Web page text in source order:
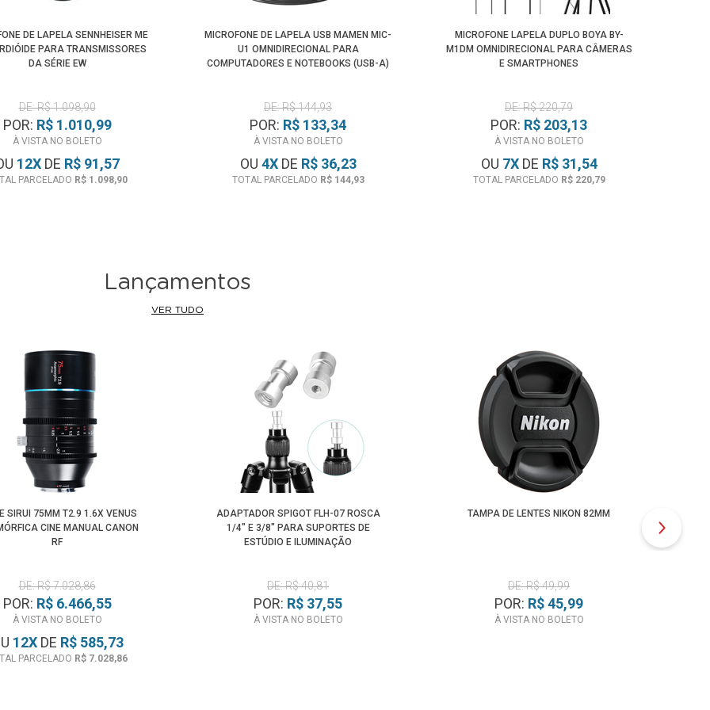
DE LAPELA SENNHEISER ME
PARA TRANSMISSORES
DA SÉRIE EW
DE: R$ 1.098,90
POR: R$ 1.010,99
À VISTA NO BOLETO
12XDE R$ 91,57
PARCELADO R$ 1.098,90
MICROFONE DE LAPELA USB MAMEN MIC-
U1 OMNIDIRECIONAL PARA
COMPUTADORES E NOTEBOOKS (USB-A)
DE: R$ 144,93
POR: R$ 133,34
À VISTA NO BOLETO
OU 4XDE R$ 36,23
TOTAL PARCELADO R$ 144,93
MICROFONE LAPELA DUPLO BOYA BY-
M1DM OMNIDIRECIONAL PARA CÂMERAS
E SMARTPHONES
DE: R$ 220,79
POR: R$ 203,13
À VISTA NO BOLETO
OU 7XDE R$ 31,54
TOTAL PARCELADO R$ 220,79
Lançamentos
VER TUDO
SIRUI 75MM T2.9 1.6X VENUS
CINE MANUAL CANON
RF
DE: R$ 7.028,86
POR: R$ 6.466,55
À VISTA NO BOLETO
12XDE R$ 585,73
PARCELADO R$ 7.028,86
ADAPTADOR SPIGOT FLH-07 ROSCA
1/4" E 3/8" PARA SUPORTES DE
ESTÚDIO E ILUMINAÇÃO
DE: R$ 40,81
POR: R$ 37,55
À VISTA NO BOLETO
TAMPA DE LENTES NIKON 82MM
DE: R$ 49,99
POR: R$ 45,99
À VISTA NO BOLETO